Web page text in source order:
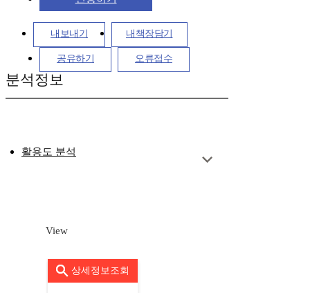
내보내기 내책장담기
공유하기 오류접수
분석정보
활용도 분석
View
상세정보조회